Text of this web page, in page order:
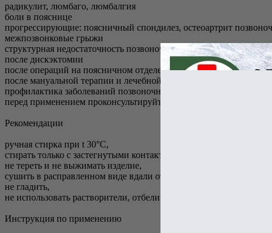
радикулит, люмбаго, люмбалгия
боли в пояснице
прогрессирующие: поясничный спондилез, остеоартрит
межпозвонковые грыжи
структурная недостаточность позвоночного столба
после дискэктомии
после операций на поясничном отделе позвоночника
после мануальной терапии и лечебной гимнастики
профилактика заболеваний позвоночника при физических и
перед применением проконсультируйтесь со специалистом
Рекомендации
ручная стирка при t 30°С,
стирать только с застегнутыми контактными липучками,
не тереть и не выжимать изделие,
сушить в расправленном виде вдали от нагревательных приборов,
не гладить,
не использовать растворители, отбеливатели и химическую
Инструкция по применению